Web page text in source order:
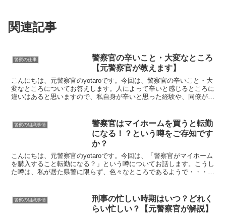
関連記事
警察の仕事
警察官の辛いこと・大変なところ
【元警察官が教えます】
こんにちは、元警察官のyotaroです。今回は、警察官の辛いこと・大
変なところについてお答えします。人によって辛いと感じるところに
違いはあると思いますので、私自身が辛いと思った経験や、同僚が大
警察の組織事情
警察官はマイホームを買うと転勤
になる！？という噂をご存知です
か？
こんにちは、元警察官のyotaroです。今回は、「警察官がマイホーム
を購入すること転勤になる？」という噂についてお話します。こうし
た噂は、私が居た県警に限らず、色々なところであるようで・・・。
警察の組織事情
刑事の忙しい時期はいつ？どれく
らい忙しい？【元警察官が解説】